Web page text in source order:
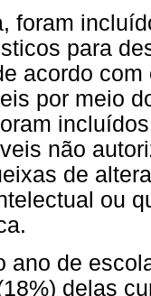
foram
para
acordo
por meio
não
de
ou
ano de
delas